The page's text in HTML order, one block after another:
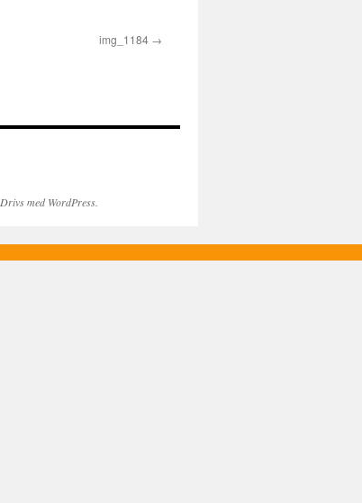
img_1184
Drivs med WordPress.